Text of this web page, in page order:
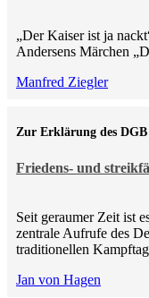
„Der Kaiser ist ja
Andersens Märchen
Manfred Ziegler
Friedens- und
Zur Erklärung des
Seit geraumer Zeit ist
zentrale Aufrufe des
traditionellen
Jan von Hagen